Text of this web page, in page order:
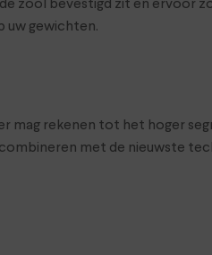
zool bevestigd zit en ervoor
uw gewichten.
mag rekenen tot het hoger
met de nieuwste